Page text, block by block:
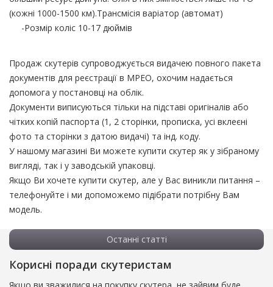
(кожні 1000-1500 км).Трансмісія варіатор (автомат)
-Розмір коліс 10-17 дюймів
Продаж скутерів супроводжується видачею повного пакета
документів для реєстрації в МРЕО, охочим надається
допомога у постановці на облік.
Документи виписуються тільки на підставі оригіналів або
чітких копій паспорта (1, 2 сторінки, прописка, усі вклеєні
фото та сторінки з датою видачі) та інд. коду.
У нашому магазині Ви можете купити скутер як у зібраному
вигляді, так і у заводській упаковці.
Якщо Ви хочете купити скутер, але у Вас виникли питання –
телефонуйте і ми допоможемо підібрати потрібну Вам
модель.
Останні статті
Корисні поради скутеристам